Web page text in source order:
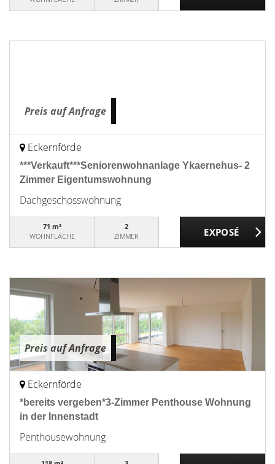
Preis auf Anfrage
Eckernförde
***Verkauft***Seniorenwohnanlage Ykaernehus- 2
Zimmer Eigentumswohnung
Dachgeschosswohnung
71 m²
WOHNFLÄCHE
2
ZIMMER
Preis auf Anfrage
Eckernförde
*bereits vergeben*3-Zimmer Penthouse Wohnung
in der Innenstadt
Penthousewohnung